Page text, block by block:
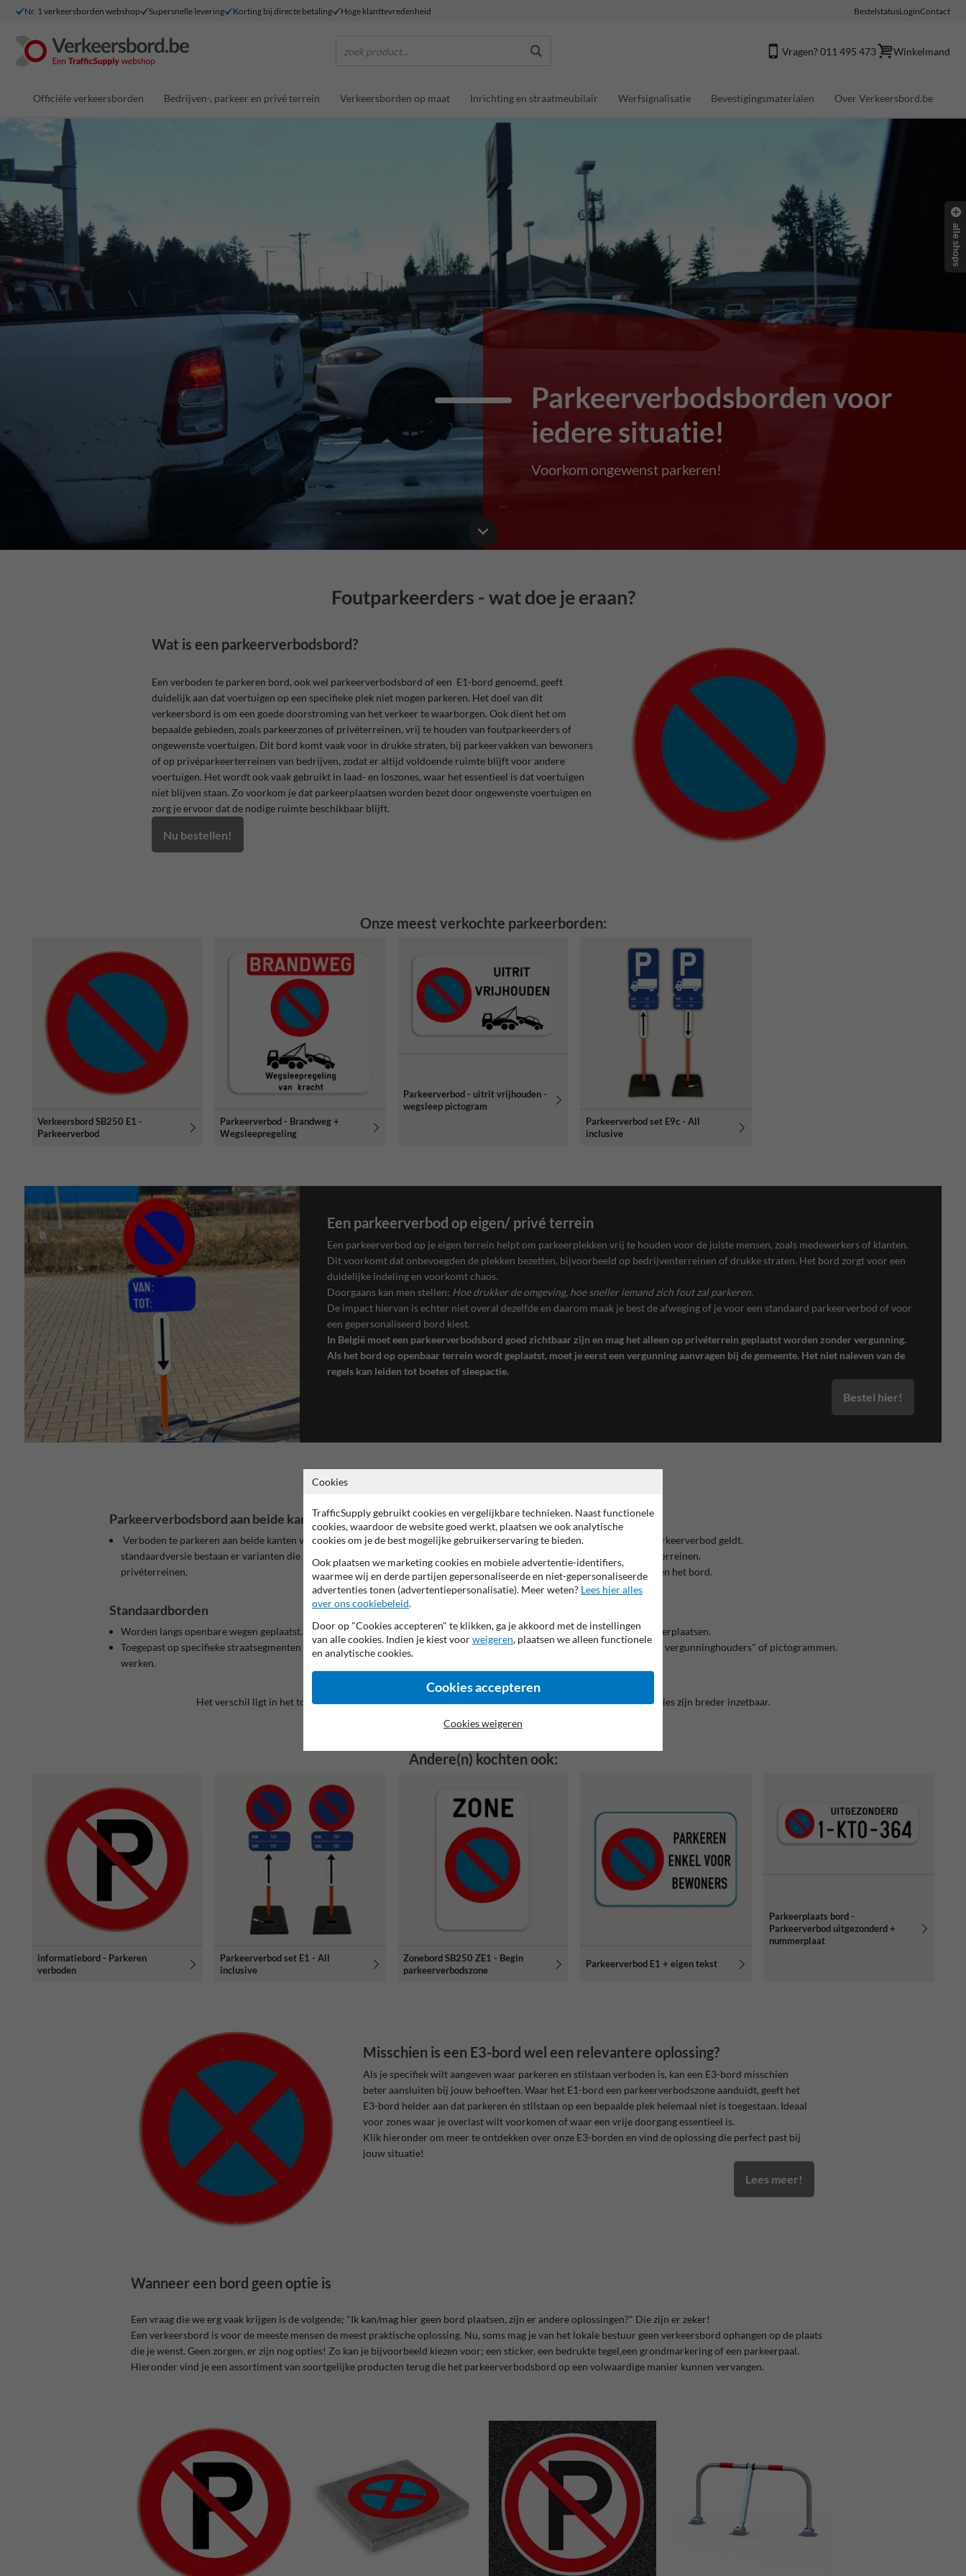
Nr. 1 verkeersborden webshop Supersnelle levering Korting bij directe betaling Hoge klanttevredenheid BestelstatusLoginContact
zoek product... Vragen? 011 495 473 Winkelmand
Officiële verkeersborden Bedrijven-, parkeer en privé terrein Verkeersborden op maat Inrichting en straatmeubilair Werfsignalisatie Bevestigingsmaterialen Over Verkeersbord.be
Parkeerverbodsborden voor
iedere situatie!
Voorkom ongewenst parkeren!
Foutparkeerders - wat doe je eraan?
Wat is een parkeerverbodsbord?
Een verboden te parkeren bord, ook wel parkeerverbodsbord of een E1-bord genoemd, geeft
duidelijk aan dat voertuigen op een specifieke plek niet mogen parkeren. Het doel van dit
verkeersbord is om een goede doorstroming van het verkeer te waarborgen. Ook dient het om
bepaalde gebieden, zoals parkeerzones of privéterreinen, vrij te houden van foutparkeerders of
ongewenste voertuigen. Dit bord komt vaak voor in drukke straten, bij parkeervakken van bewoners
of op privéparkeerterreinen van bedrijven, zodat er altijd voldoende ruimte blijft voor andere
voertuigen. Het wordt ook vaak gebruikt in laad- en loszones, waar het essentieel is dat voertuigen
niet blijven staan. Zo voorkom je dat parkeerplaatsen worden bezet door ongewenste voertuigen en
zorg je ervoor dat de nodige ruimte beschikbaar blijft.
Nu bestellen!
Onze meest verkochte parkeerborden:
Verkeersbord SB250 E1 -
Parkeerverbod
Parkeerverbod - Brandweg +
Wegsleepregeling
Parkeerverbod - uitrit vrijhouden -
wegsleep pictogram
Parkeerverbod set E9c - All
inclusive
Een parkeerverbod op eigen/ privé terrein
Een parkeerverbod op je eigen terrein helpt om parkeerplekken vrij te houden voor de juiste mensen, zoals medewerkers of klanten.
Dit voorkomt dat onbevoegden de plekken bezetten, bijvoorbeeld op bedrijventerreinen of drukke straten. Het bord zorgt voor een
duidelijke indeling en voorkomt chaos.
Doorgaans kan men stellen; Hoe drukker de omgeving, hoe sneller iemand zich fout zal parkeren.
De impact hiervan is echter niet overal dezelfde en daarom maak je best de afweging of je voor een standaard parkeerverbod of voor
een gepersonaliseerd bord kiest.
In België moet een parkeerverbodsbord goed zichtbaar zijn en mag het alleen op privéterrein geplaatst worden zonder vergunning.
Als het bord op openbaar terrein wordt geplaatst, moet je eerst een vergunning aanvragen bij de gemeente. Het niet naleven van de
regels kan leiden tot boetes of sleepactie.
Bestel hier!
Parkeerverbodsbord aan beide kanten
Verboden te parkeren aan beide kanten van de weg. Naast de
standaardversie bestaan er varianten die specifiek zijn voor zones of
privéterreinen.
Standaardborden
Worden langs openbare wegen geplaatst.
Toegepast op specifieke straatsegmenten of tijdelijke situaties, zoals
werken.
Zoneborden
Duiden een hele zone aan waar het parkeerverbod geldt.
Ideaal voor woonwijken of bedrijventerreinen.
Te herkennen aan de tekst “Zone” boven het bord.
Geschikt voor privéterreinen of parkeerplaatsen.
Vaak aangevuld met teksten als "Enkel vergunninghouders" of pictogrammen.
Het verschil ligt in het toepassingsgebied: standaardborden gelden lokaal, zoneborden en aangepaste versies zijn breder inzetbaar.
Andere(n) kochten ook:
informatiebord - Parkeren
verboden
Parkeerverbod set E1 - All
inclusive
Zonebord SB250 ZE1 - Begin
parkeerverbodszone
Parkeerverbod E1 + eigen tekst
Parkeerplaats bord -
Parkeerverbod uitgezonderd +
nummerplaat
Misschien is een E3-bord wel een relevantere oplossing?
Als je specifiek wilt aangeven waar parkeren en stilstaan verboden is, kan een E3-bord misschien
beter aansluiten bij jouw behoeften. Waar het E1-bord een parkeerverbodszone aanduidt, geeft het
E3-bord helder aan dat parkeren én stilstaan op een bepaalde plek helemaal niet is toegestaan. Ideaal
voor zones waar je overlast wilt voorkomen of waar een vrije doorgang essentieel is.
Klik hieronder om meer te ontdekken over onze E3-borden en vind de oplossing die perfect past bij
jouw situatie!
Lees meer!
Wanneer een bord geen optie is
Een vraag die we erg vaak krijgen is de volgende; "Ik kan/mag hier geen bord plaatsen, zijn er andere oplossingen?" Die zijn er zeker!
Een verkeersbord is voor de meeste mensen de meest praktische oplossing. Nu, soms mag je van het lokale bestuur geen verkeersbord ophangen op de plaats
die je wenst. Geen zorgen, er zijn nog opties! Zo kan je bijvoorbeeld kiezen voor; een sticker, een bedrukte tegel,een grondmarkering of een parkeerpaal.
Hieronder vind je een assortiment van soortgelijke producten terug die het parkeerverbodsbord op een volwaardige manier kunnen vervangen.
alle shops
Cookies
TrafficSupply gebruikt cookies en vergelijkbare technieken. Naast functionele
cookies, waardoor de website goed werkt, plaatsen we ook analytische
cookies om je de best mogelijke gebruikerservaring te bieden.
Ook plaatsen we marketing cookies en mobiele advertentie-identifiers,
waarmee wij en derde partijen gepersonaliseerde en niet-gepersonaliseerde
advertenties tonen (advertentiepersonalisatie). Meer weten? Lees hier alles
over ons cookiebeleid.
Door op "Cookies accepteren" te klikken, ga je akkoord met de instellingen
van alle cookies. Indien je kiest voorweigeren, plaatsen we alleen functionele
en analytische cookies.
Cookies accepteren
Cookies weigeren